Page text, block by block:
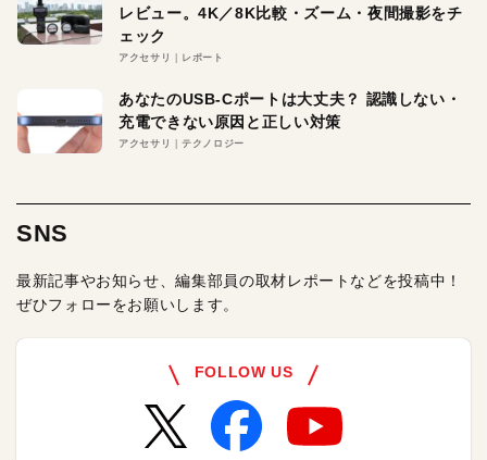
レビュー。4K／8K比較・ズーム・夜間撮影をチ
ェック
アクセサリ レポート
あなたのUSB-Cポートは大丈夫？ 認識しない・
充電できない原因と正しい対策
アクセサリ テクノロジー
SNS
最新記事やお知らせ、編集部員の取材レポートなどを投稿中！
ぜひフォローをお願いします。
FOLLOW US